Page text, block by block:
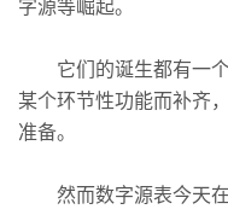
字源等崛起。
它们的诞生都有一个
某个环节性功能而补齐
准备。
然而数字源表今天在